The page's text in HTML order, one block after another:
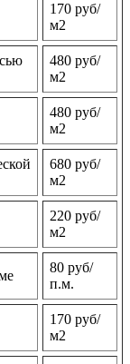
170 руб/
м2
480 руб/
м2
480 руб/
м2
680 руб/
м2
220 руб/
м2
80 руб/
п.м.
170 руб/
м2